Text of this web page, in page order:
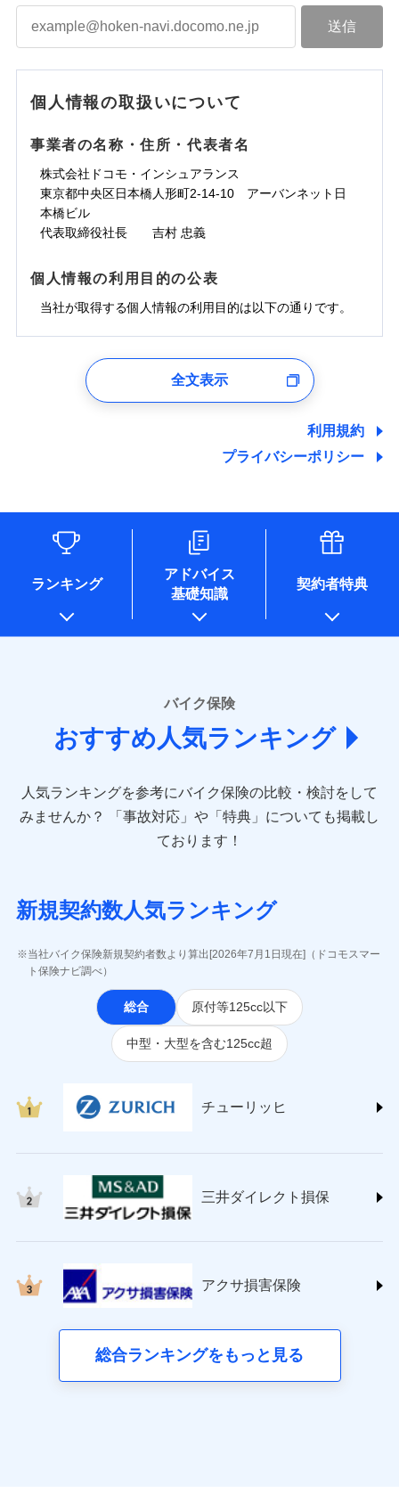
個人情報の取扱いについて
事業者の名称・住所・代表者名
株式会社ドコモ・インシュアランス
東京都中央区日本橋人形町2-14-10 アーバンネット日
本橋ビル
代表取締役社長 吉村 忠義
個人情報の利用目的の公表
当社が取得する個人情報の利用目的は以下の通りです。
ユーザー登録受付および、管理のため
しくは委託を受けている保険会社・提携会社の保険その他に
た維持管理等の委託業務遂行のため、またそれらに付帯、関
情報を取引のある他の保険会社の商品・サービスをご提案す
るために利用させていただくことがあります。）
各種セミナーの開催のため
アンケートやキャンペーン等の実施のため
上記に係る案内・手続き・管理等付帯業務を行うため
* 当社が委託を受けている保険会社の情報は、保険会社
のホームページに掲載しておりますので、ご確認くださ
あいおいニッセイ同和損害保険株式会社
(https://www.aioinissaydowa.co.jp/)
アクサ損害保険株式会社 (https://www.axa-
アニコム損害保険株式会社 (https://www.anicom-
sompo.co.jp/)
東京海上ダイレクト損害保険株式会社
(https://www.e-design.net/)
ＳＢＩ損害保険株式会社
ジェイアイ傷害火災保険株式会社
(https://www.jihoken.co.jp/)
ソニー損害保険株式会社
(https://www.sonysonpo.co.jp/)
損害保険ジャパン株式会社 (https://www.sompo-
japan.co.jp/)
ＳＯＭＰＯダイレクト損害保険株式会社
チューリッヒ保険会社 (https://www.zurich.co.jp/)
(https://www.nisshinfire.co.jp/)
ペット＆ファミリー損害保険株式会社
(https://www.petfamilyins.co.jp/)
三井住友海上火災保険株式会社 (https://www.ms-
三井ダイレクト損害保険株式会社
(https://www.mitsui-direct.co.jp/)
アクサ生命保険株式会社
（https://www.axa.co.jp/）
全文表示
利用規約
プライバシーポリシー
ランキング
アドバイス
基礎知識
契約者特典
バイク保険
おすすめ人気ランキング
人気ランキングを参考にバイク保険の比較・検討をして
みませんか？
「事故対応」や「特典」についても掲載し
ております！
新規契約数人気ランキング
当社バイク保険新規契約者数より算出[2026年7月1日現在]（ドコモスマー
ト保険ナビ調べ）
総合 原付等125cc以下
中型・大型を含む125cc超
チューリッヒ
三井ダイレクト損保
アクサ損害保険
総合ランキングをもっと見る